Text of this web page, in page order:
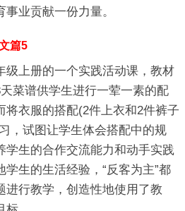
业贡献一份力量。
篇5
级上册的一个实践活动课，教材
菜谱供学生进行一荤一素的配
将衣服的搭配(2件上衣和2件裤子
，试图让学生体会搭配中的规
学生的合作交流能力和动手实践
生的生活经验，“反客为主”都
进行教学，创造性地使用了教